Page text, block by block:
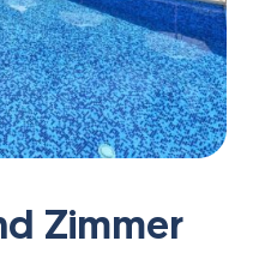
Zimmer